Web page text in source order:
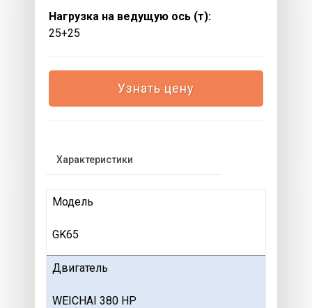
Нагрузка на ведущую ось (т):
25+25
Узнать цену
Характеристики
Модель
GK65
Двигатель
WEICHAI 380 HP